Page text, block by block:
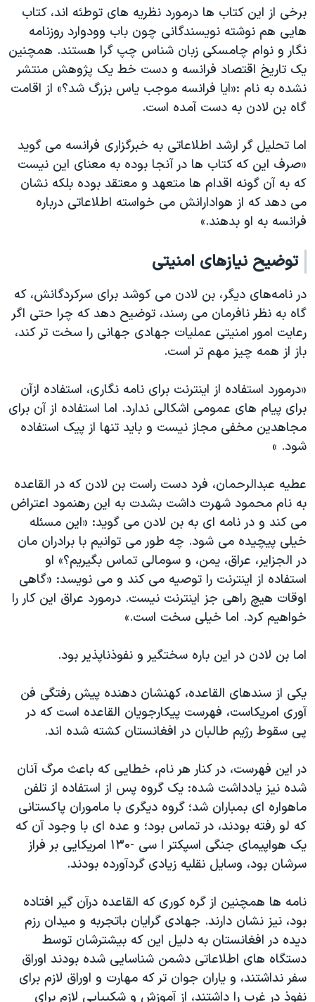
برخی از این کتاب ها درمورد نظریه های توطئه اند، کتاب
هایی هم نوشته نویسندگانی چون باب وودوارد روزنامه
نگار و نوام چامسکی زبان شناس چپ گرا هستند. همچنین
یک تاریخ اقتصاد فرانسه و دست خط یک پژوهش منتشر
نشده به نام :«ایا فرانسه موجب یاس بزرگ شد؟» از اقامت
گاه بن لادن به دست آمده است.
اما تحلیل گر ارشد اطلاعاتی به خبرگزاری فرانسه می گوید
«صرف این که کتاب ها در آنجا بوده به معنای این نیست
که به آن گونه اقدام ها متعهد و معتقد بوده بلکه نشان
می دهد که از هوادارانش می خواسته اطلاعاتی درباره
فرانسه به او بدهند.»
توضیح نیازهای امنیتی
در نامه‌های دیگر، بن لادن می کوشد برای سرکردگانش، که
گاه به نظر نافرمان می رسند، توضیح دهد که چرا حتی اگر
رعایت امور امنیتی عملیات جهادی جهانی را سخت تر کند،
باز از همه چیز مهم تر است.
«درمورد استفاده از اینترنت برای نامه نگاری، استفاده ازآن
برای پیام های عمومی اشکالی ندارد. اما استفاده از آن برای
مجاهدین مخفی مجاز نیست و باید تنها از پیک استفاده
شود. »
عطیه عبدالرحمان، فرد دست راست بن لادن که در القاعده
به نام محمود شهرت داشت بشدت به این رهنمود اعتراض
می کند و در نامه ای به بن لادن می گوید: «این مسئله
خیلی پیچیده می شود. چه طور می توانیم با برادران مان
در الجزایر، عراق، یمن، و سومالی تماس بگیریم؟» او
استفاده از اینترنت را توصیه می کند و می نویسد: «گاهی
اوقات هیچ راهی جز اینترنت نیست. درمورد عراق این کار را
خواهیم کرد. اما خیلی سخت است.»
اما بن لادن در این باره سختگیر و نفوذناپذیر بود.
یکی از سندهای القاعده، کهنشان دهنده پیش رفتگی فن
آوری امریکاست، فهرست پیکارجویان القاعده است که در
پی سقوط رژیم طالبان در افغانستان کشته شده اند.
در این فهرست، در کنار هر نام، خطایی که باعث مرگ آنان
شده نیز یادداشت شده: یک گروه پس از استفاده از تلفن
ماهواره ای بمباران شد؛ گروه دیگری با ماموران پاکستانی
که لو رفته بودند، در تماس بود؛ و عده ای با وجود آن که
یک هواپیمای جنگی اسپکتر ا سی -۱۳۰ امریکایی بر فراز
سرشان بود، وسایل نقلیه زیادی گردآورده بودند.
نامه ها همچنین از گره کوری که القاعده درآن گیر افتاده
بود، نیز نشان دارند. جهادی گرایان باتجربه و میدان رزم
دیده در افغانستان به دلیل این که بیشترشان توسط
دستگاه های اطلاعاتی دشمن شناسایی شده بودند اوراق
سفر نداشتند، و یاران جوان تر که مهارت و اوراق لازم برای
نفوذ در غرب را داشتند، از آموزش و شکیبایی لازم برای